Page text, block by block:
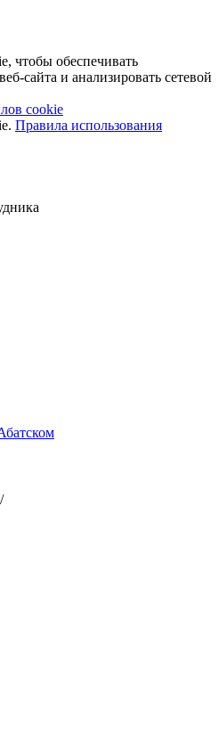
чтобы обеспечивать
сайта и анализировать сетевой
cookie
Правила использования
/